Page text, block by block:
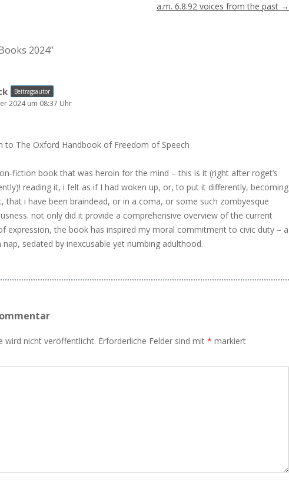
a.m. 6.8.92 voices from the past →
2024”
Beitragsautor
2024 um 08:37 Uhr
to The Oxford Handbook of Freedom of Speech
fiction book that was heroin for the mind – this is it (right after roget’s
reading it, i felt as if I had woken up, or, to put it differently, becoming
that i have been braindead, or in a coma, or some such zombyesque
not only did it provide a comprehensive overview of the current
expression, the book has inspired my moral commitment to civic duty – a
sedated by inexcusable yet numbing adulthood.
wird nicht veröffentlicht. Erforderliche Felder sind mit * markiert